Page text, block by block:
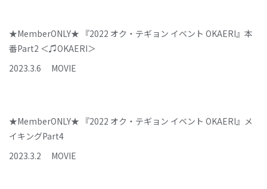
★MemberONLY★ 『2022 オク・テギョン イベント OKAERI』本
番Part2 ＜♫OKAERI＞
2023.3.6 MOVIE
★MemberONLY★ 『2022 オク・テギョン イベント OKAERI』メ
イキングPart4
2023.3.2 MOVIE